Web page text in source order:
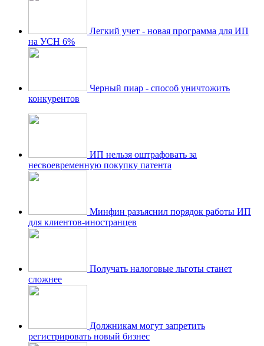
Легкий учет - новая программа для ИП
на УСН 6%
Черный пиар - способ уничтожить
конкурентов
ИП нельзя оштрафовать за
несвоевременную покупку патента
Минфин разъяснил порядок работы ИП
для клиентов-иностранцев
Получать налоговые льготы станет
сложнее
Должникам могут запретить
регистрировать новый бизнес